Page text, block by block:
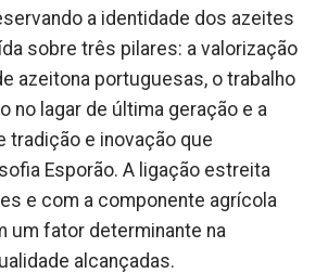
a identidade dos azeites
sobre três pilares: a valorização
azeitona portuguesas, o trabalho
no lagar de última geração e a
tradição e inovação que
Esporão. A ligação estreita
e com a componente agrícola
um fator determinante na
alcançadas.